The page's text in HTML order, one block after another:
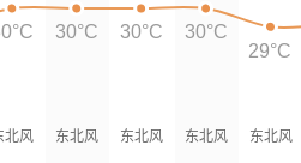
北风 东北风 东北风 东北风 东北风
30°C 30°C 30°C
29°C